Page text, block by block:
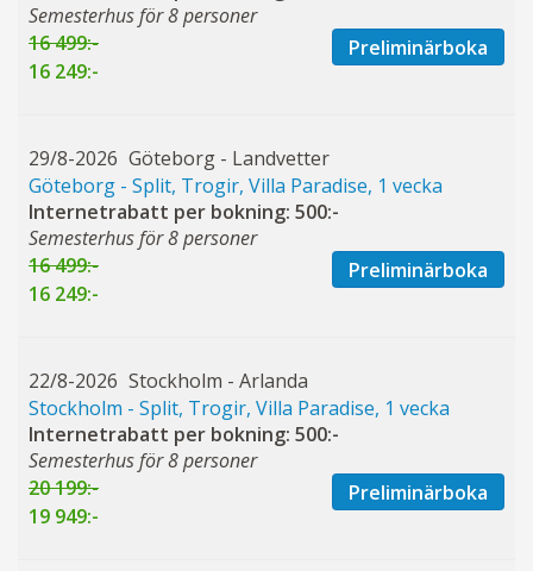
Semesterhus för 8 personer
16 499:-
16 249:-
Preliminärboka
29/8-2026 Göteborg - Landvetter
Göteborg - Split, Trogir, Villa Paradise, 1 vecka
Internetrabatt per bokning: 500:-
Semesterhus för 8 personer
16 499:-
16 249:-
Preliminärboka
22/8-2026 Stockholm - Arlanda
Stockholm - Split, Trogir, Villa Paradise, 1 vecka
Internetrabatt per bokning: 500:-
Semesterhus för 8 personer
20 199:-
19 949:-
Preliminärboka